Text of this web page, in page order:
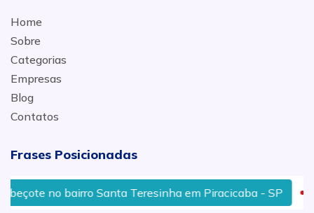
Home
Sobre
Categorias
Empresas
Blog
Contatos
Frases Posicionadas
bairro Santa Teresinha em Piracicaba - SP Onde